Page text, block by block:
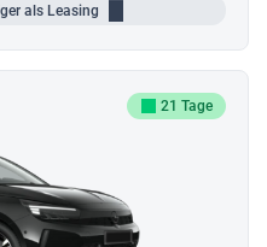
als Leasing
21 Tage